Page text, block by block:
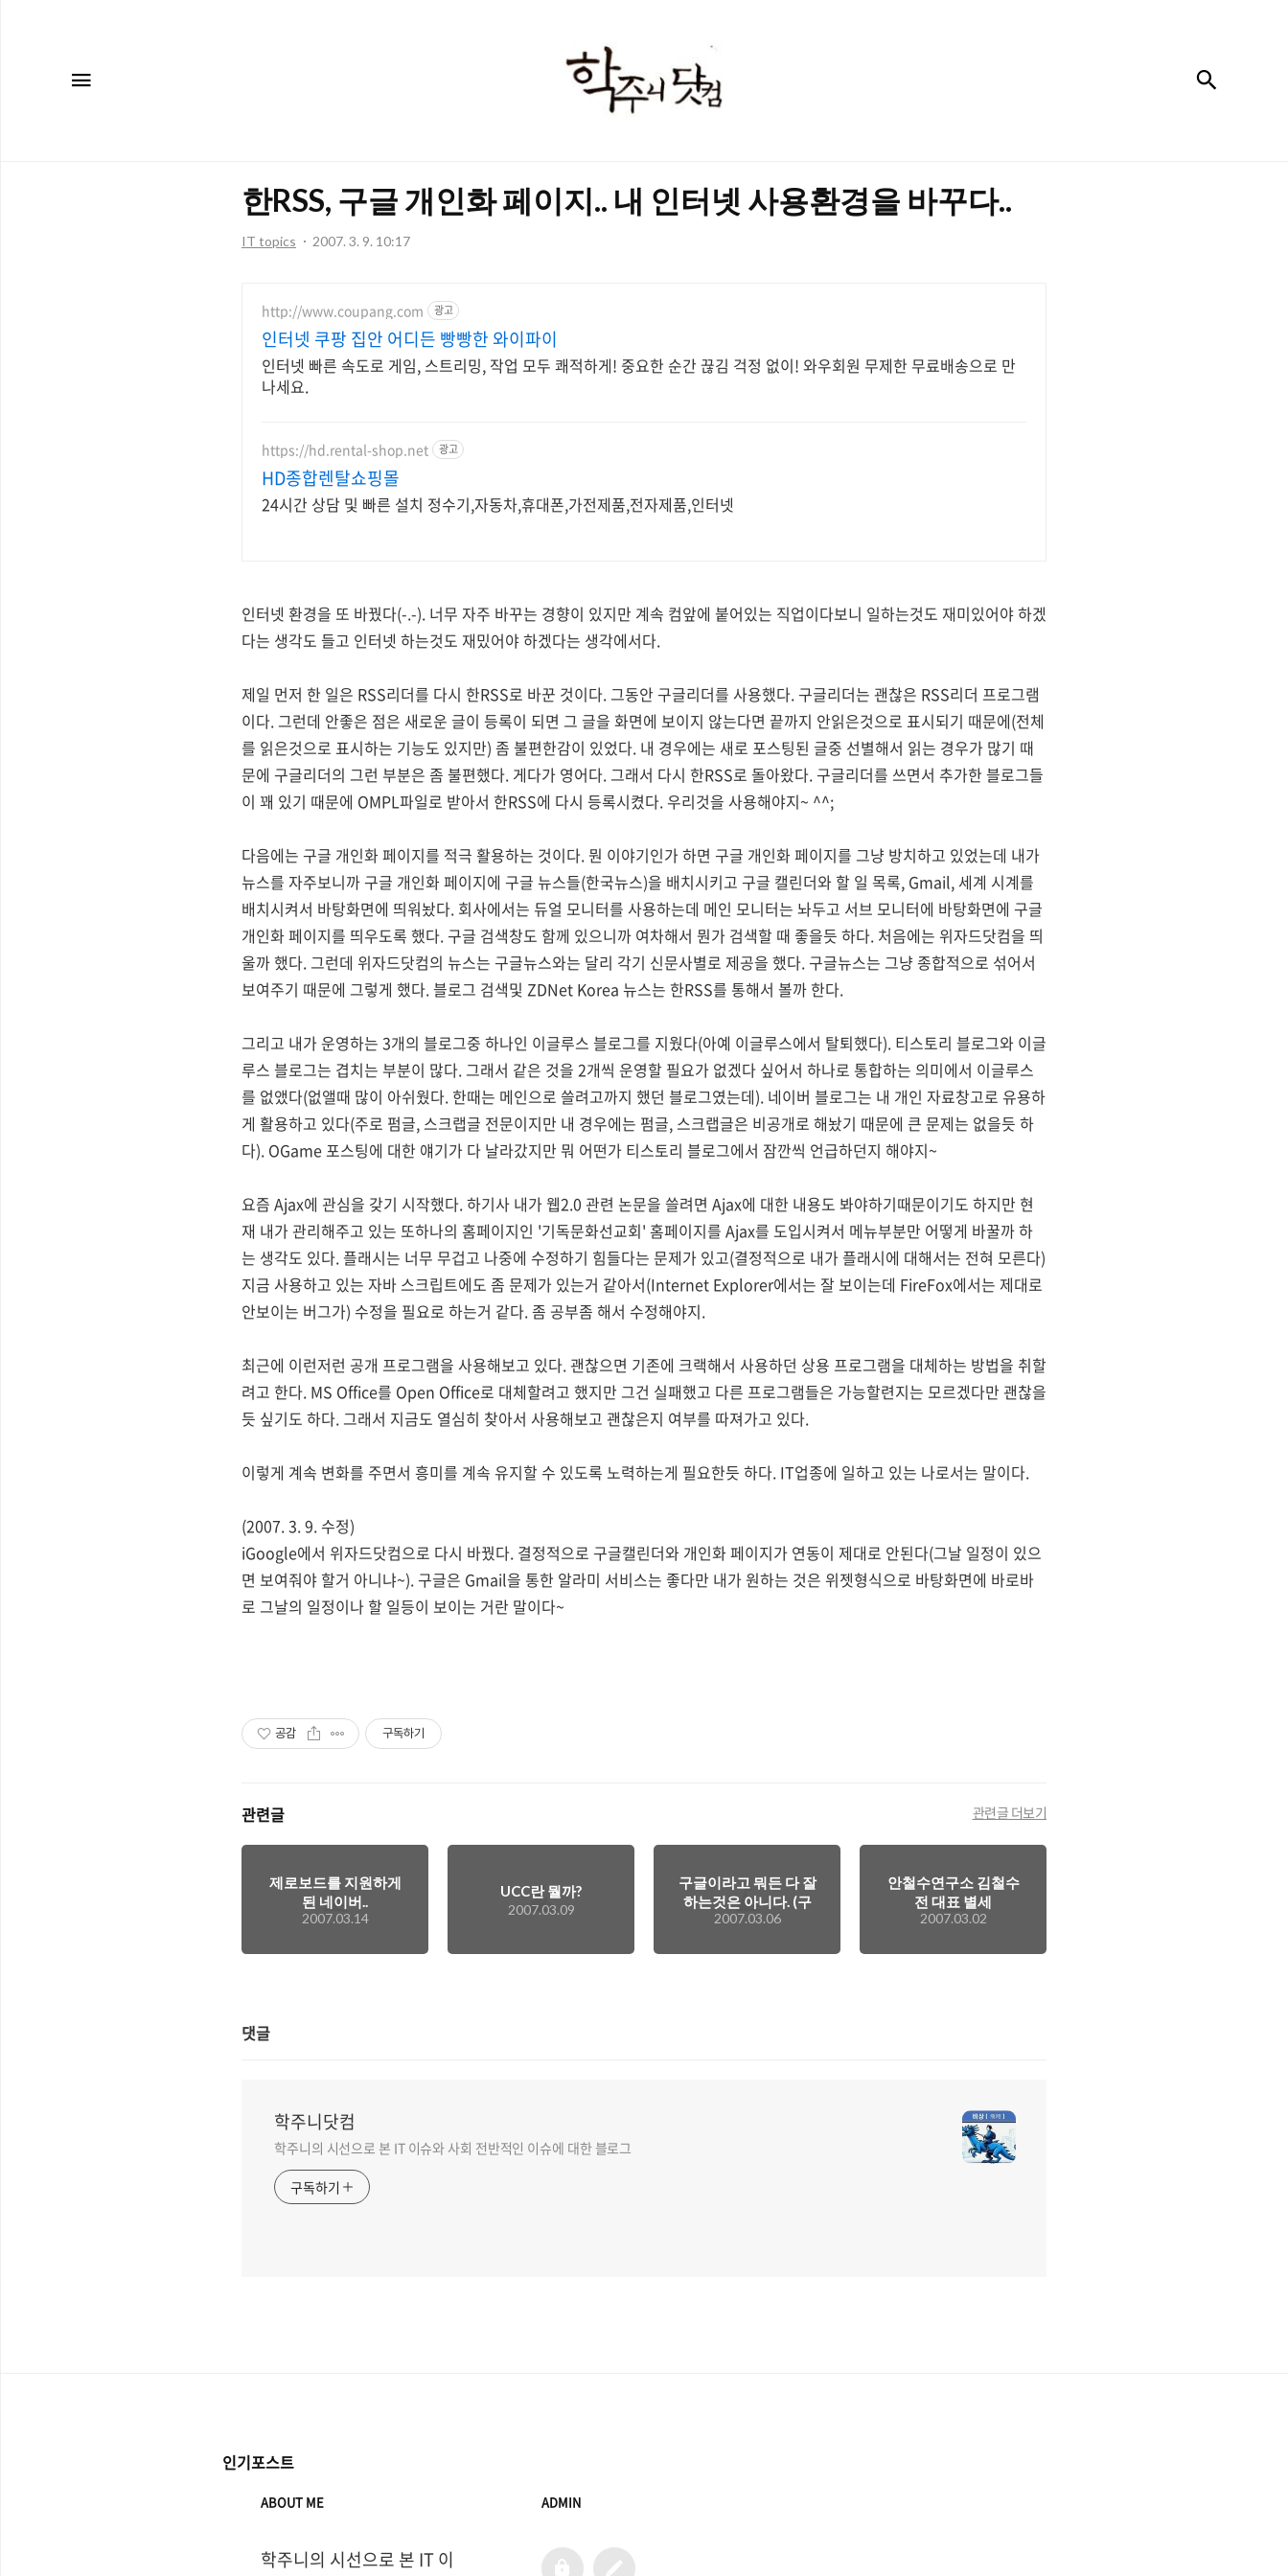
주
닷
컴
한RSS, 구글 개인화 페이지.. 내 인터넷 사용환경을 바꾸다..
IT topics 2007. 3. 9. 10:17
http://www.coupang.com 광고
인터넷 쿠팡 집안 어디든 빵빵한 와이파이
인터넷 빠른 속도로 게임, 스트리밍, 작업 모두 쾌적하게! 중요한 순간 끊김 걱정 없이! 와우회원 무제한 무료배송으로 만
나세요.
https://hd.rental-shop.net 광고
HD종합렌탈쇼핑몰
24시간 상담 및 빠른 설치 정수기,자동차,휴대폰,가전제품,전자제품,인터넷
인터넷 환경을 또 바꿨다(-.-). 너무 자주 바꾸는 경향이 있지만 계속 컴앞에 붙어있는 직업이다보니 일하는것도 재미있어야 하겠
다는 생각도 들고 인터넷 하는것도 재밌어야 하겠다는 생각에서다.
제일 먼저 한 일은 RSS리더를 다시 한RSS로 바꾼 것이다. 그동안 구글리더를 사용했다. 구글리더는 괜찮은 RSS리더 프로그램
이다. 그런데 안좋은 점은 새로운 글이 등록이 되면 그 글을 화면에 보이지 않는다면 끝까지 안읽은것으로 표시되기 때문에(전체
를 읽은것으로 표시하는 기능도 있지만) 좀 불편한감이 있었다. 내 경우에는 새로 포스팅된 글중 선별해서 읽는 경우가 많기 때
문에 구글리더의 그런 부분은 좀 불편했다. 게다가 영어다. 그래서 다시 한RSS로 돌아왔다. 구글리더를 쓰면서 추가한 블로그들
이 꽤 있기 때문에 OMPL파일로 받아서 한RSS에 다시 등록시켰다. 우리것을 사용해야지~ ^^;
다음에는 구글 개인화 페이지를 적극 활용하는 것이다. 뭔 이야기인가 하면 구글 개인화 페이지를 그냥 방치하고 있었는데 내가
뉴스를 자주보니까 구글 개인화 페이지에 구글 뉴스들(한국뉴스)을 배치시키고 구글 캘린더와 할 일 목록, Gmail, 세계 시계를
배치시켜서 바탕화면에 띄워놨다. 회사에서는 듀얼 모니터를 사용하는데 메인 모니터는 놔두고 서브 모니터에 바탕화면에 구글
개인화 페이지를 띄우도록 했다. 구글 검색창도 함께 있으니까 여차해서 뭔가 검색할 때 좋을듯 하다. 처음에는 위자드닷컴을 띄
울까 했다. 그런데 위자드닷컴의 뉴스는 구글뉴스와는 달리 각기 신문사별로 제공을 했다. 구글뉴스는 그냥 종합적으로 섞어서
보여주기 때문에 그렇게 했다. 블로그 검색및 ZDNet Korea 뉴스는 한RSS를 통해서 볼까 한다.
그리고 내가 운영하는 3개의 블로그중 하나인 이글루스 블로그를 지웠다(아예 이글루스에서 탈퇴했다). 티스토리 블로그와 이글
루스 블로그는 겹치는 부분이 많다. 그래서 같은 것을 2개씩 운영할 필요가 없겠다 싶어서 하나로 통합하는 의미에서 이글루스
를 없앴다(없앨때 많이 아쉬웠다. 한때는 메인으로 쓸려고까지 했던 블로그였는데). 네이버 블로그는 내 개인 자료창고로 유용하
게 활용하고 있다(주로 펌글, 스크랩글 전문이지만 내 경우에는 펌글, 스크랩글은 비공개로 해놨기 때문에 큰 문제는 없을듯 하
다). OGame 포스팅에 대한 얘기가 다 날라갔지만 뭐 어떤가 티스토리 블로그에서 잠깐씩 언급하던지 해야지~
요즘 Ajax에 관심을 갖기 시작했다. 하기사 내가 웹2.0 관련 논문을 쓸려면 Ajax에 대한 내용도 봐야하기때문이기도 하지만 현
재 내가 관리해주고 있는 또하나의 홈페이지인 '기독문화선교회' 홈페이지를 Ajax를 도입시켜서 메뉴부분만 어떻게 바꿀까 하
는 생각도 있다. 플래시는 너무 무겁고 나중에 수정하기 힘들다는 문제가 있고(결정적으로 내가 플래시에 대해서는 전혀 모른다)
지금 사용하고 있는 자바 스크립트에도 좀 문제가 있는거 같아서(Internet Explorer에서는 잘 보이는데 FireFox에서는 제대로
안보이는 버그가) 수정을 필요로 하는거 같다. 좀 공부좀 해서 수정해야지.
최근에 이런저런 공개 프로그램을 사용해보고 있다. 괜찮으면 기존에 크랙해서 사용하던 상용 프로그램을 대체하는 방법을 취할
려고 한다. MS Office를 Open Office로 대체할려고 했지만 그건 실패했고 다른 프로그램들은 가능할련지는 모르겠다만 괜찮을
듯 싶기도 하다. 그래서 지금도 열심히 찾아서 사용해보고 괜찮은지 여부를 따져가고 있다.
이렇게 계속 변화를 주면서 흥미를 계속 유지할 수 있도록 노력하는게 필요한듯 하다. IT업종에 일하고 있는 나로서는 말이다.
(2007. 3. 9. 수정)
iGoogle에서 위자드닷컴으로 다시 바꿨다. 결정적으로 구글캘린더와 개인화 페이지가 연동이 제대로 안된다(그날 일정이 있으
면 보여줘야 할거 아니냐~). 구글은 Gmail을 통한 알라미 서비스는 좋다만 내가 원하는 것은 위젯형식으로 바탕화면에 바로바
로 그날의 일정이나 할 일등이 보이는 거란 말이다~
공감 구독하기
관련글 관련글 더보기
제로보드를 지원하게
된 네이버..
2007.03.14
UCC란 뭘까?
2007.03.09
구글이라고 뭐든 다 잘
하는것은 아니다. (구
글 애드센스 이야기)
2007.03.06
안철수연구소 김철수
전 대표 별세
2007.03.02
댓글
학주니닷컴
학주니의 시선으로 본 IT 이슈와 사회 전반적인 이슈에 대한 블로그
구독하기
인기포스트
ABOUT ME
학주니의 시선으로 본 IT 이
ADMIN
admin
글